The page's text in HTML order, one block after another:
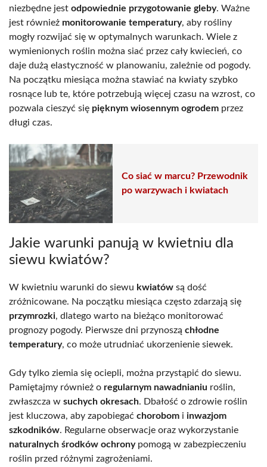
niezbędne jest odpowiednie przygotowanie gleby. Ważne
jest również monitorowanie temperatury, aby rośliny
mogły rozwijać się w optymalnych warunkach. Wiele z
wymienionych roślin można siać przez cały kwiecień, co
daje dużą elastyczność w planowaniu, zależnie od pogody.
Na początku miesiąca można stawiać na kwiaty szybko
rosnące lub te, które potrzebują więcej czasu na wzrost, co
pozwala cieszyć się pięknym wiosennym ogrodem przez
długi czas.
Co siać w marcu? Przewodnik
po warzywach i kwiatach
Jakie warunki panują w kwietniu dla
siewu kwiatów?
W kwietniu warunki do siewu kwiatów są dość
zróżnicowane. Na początku miesiąca często zdarzają się
przymrozki, dlatego warto na bieżąco monitorować
prognozy pogody. Pierwsze dni przynoszą chłodne
temperatury, co może utrudniać ukorzenienie siewek.
Gdy tylko ziemia się ociepli, można przystąpić do siewu.
Pamiętajmy również o regularnym nawadnianiu roślin,
zwłaszcza w suchych okresach. Dbałość o zdrowie roślin
jest kluczowa, aby zapobiegać chorobom i inwazjom
szkodników. Regularne obserwacje oraz wykorzystanie
naturalnych środków ochronypomogą w zabezpieczeniu
roślin przed różnymi zagrożeniami.